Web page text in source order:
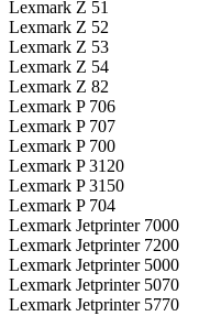
Lexmark Z 51
Lexmark Z 52
Lexmark Z 53
Lexmark Z 54
Lexmark Z 82
Lexmark P 706
Lexmark P 707
Lexmark P 700
Lexmark P 3120
Lexmark P 3150
Lexmark P 704
Lexmark Jetprinter 7000
Lexmark Jetprinter 7200
Lexmark Jetprinter 5000
Lexmark Jetprinter 5070
Lexmark Jetprinter 5770